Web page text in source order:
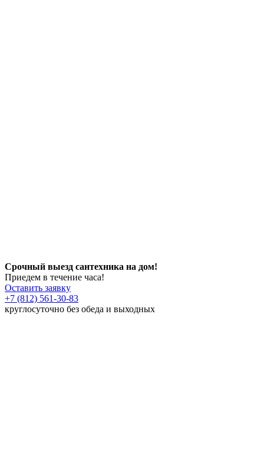
Срочный выезд сантехника на дом!
Приедем в течение часа!
Оставить заявку
+7 (812) 561-30-83
круглосуточно без обеда и выходных